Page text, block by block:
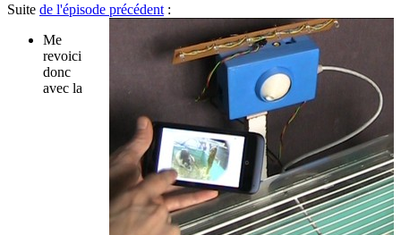
Suite de l'épisode précédent :
Me
revoici
donc
avec la